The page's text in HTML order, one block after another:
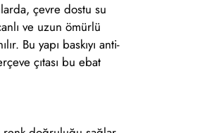
çevre dostu su
ve uzun ömürlü
Bu yapı baskıyı anti-
çıtası bu ebat